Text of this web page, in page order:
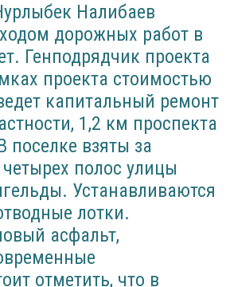
Налибаев
дорожных работ в
Генподрядчик проекта
проекта стоимостью
капитальный ремонт
1,2 км проспекта
поселке взяты за
полос улицы
Устанавливаются
лотки.
асфальт,
отметить, что в